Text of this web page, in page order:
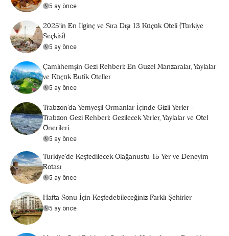
5 ay önce
2025’in En İlginç ve Sıra Dışı 13 Küçük Oteli (Türkiye
Seçkisi)
5 ay önce
Çamlıhemşin Gezi Rehberi: En Güzel Manzaralar, Yaylalar
ve Küçük Butik Oteller
5 ay önce
Trabzon'da Yemyeşil Ormanlar İçinde Gizli Yerler -
Trabzon Gezi Rehberi: Gezilecek Yerler, Yaylalar ve Otel
Önerileri
5 ay önce
Türkiye’de Keşfedilecek Olağanüstü 15 Yer ve Deneyim
Rotası
5 ay önce
Hafta Sonu İçin Keşfedebileceğiniz Farklı Şehirler
5 ay önce